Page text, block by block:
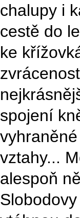
chalupy i
cestě do
ke
spojení
vztahy...
alespoň